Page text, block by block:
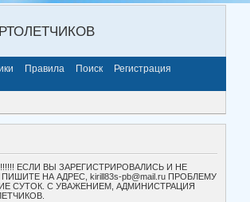
Правила Поиск
Регистрация
ЕСЛИ ВЫ ЗАРЕГИСТРИРОВАЛИСЬ И НЕ
НА АДРЕС, kirill83s-pb@mail.ru ПРОБЛЕМУ
СУТОК. С УВАЖЕНИЕМ, АДМИНИСТРАЦИЯ